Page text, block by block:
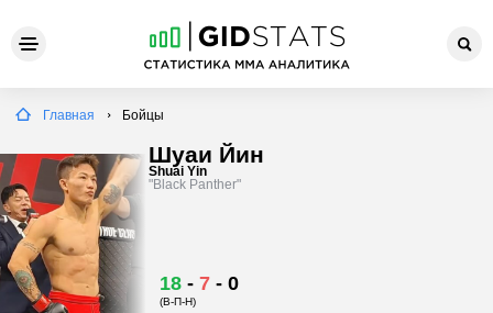
Главная Бойцы
Шуаи Йин
Shuai Yin
"Black Panther"
18 - 7 - 0
(В-П-Н)